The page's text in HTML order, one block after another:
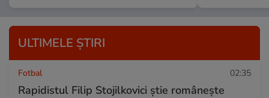
ULTIMELE ȘTIRI
Fotbal 02:35
Rapidistul Filip Stojilkovici știe românește